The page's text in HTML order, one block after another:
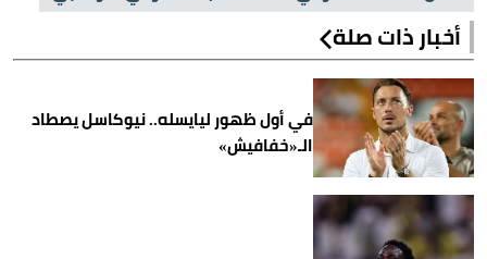
أخبار ذات صلة
في أول ظهور ليايسله.. نيوكاسل يصطاد
الـ«خفافيش»